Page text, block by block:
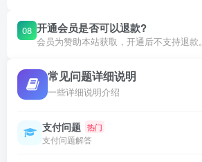
08 开通会员是否可以退款?
会员为赞助本站获取，开通后不支持退款。
常见问题详细说明
一些详细说明介绍
支付问题 热门
支付问题解答